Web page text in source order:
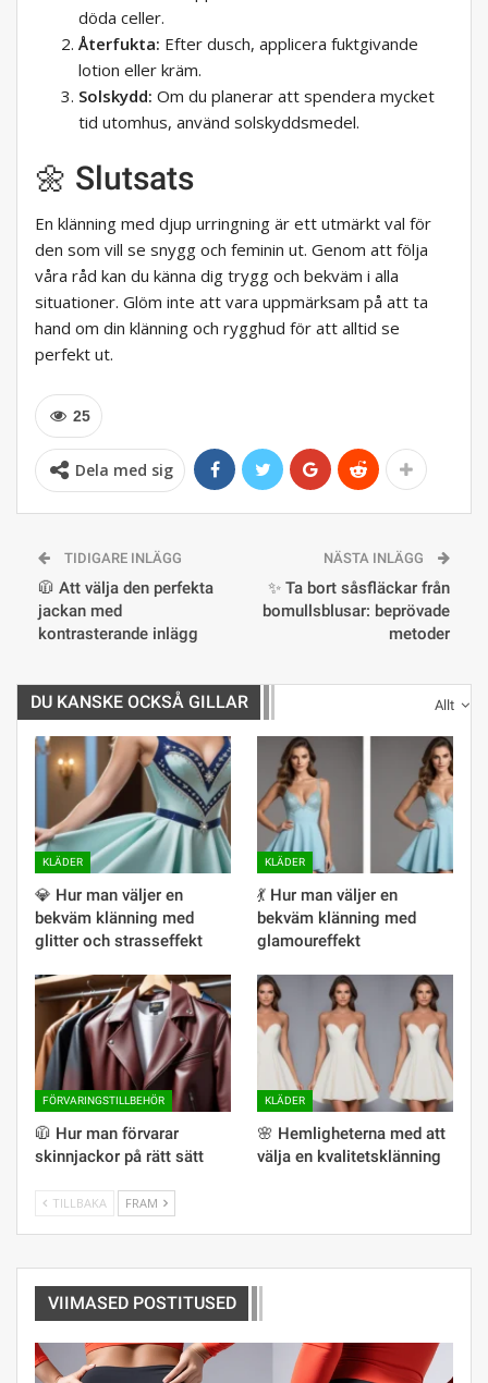
döda celler.
Återfukta: Efter dusch, applicera fuktgivande
lotion eller kräm.
Solskydd: Om du planerar att spendera mycket
tid utomhus, använd solskyddsmedel.
🌼 Slutsats
En klänning med djup urringning är ett utmärkt val för
den som vill se snygg och feminin ut. Genom att följa
våra råd kan du känna dig trygg och bekväm i alla
situationer. Glöm inte att vara uppmärksam på att ta
hand om din klänning och rygghud för att alltid se
perfekt ut.
25
Dela med sig
TIDIGARE INLÄGG
🧥 Att välja den perfekta
jackan med
kontrasterande inlägg
NÄSTA INLÄGG
✨ Ta bort såsfläckar från
bomullsblusar: beprövade
metoder
Allt
DU KANSKE OCKSÅ GILLAR
KLÄDER
💎 Hur man väljer en
bekväm klänning med
glitter och strasseffekt
KLÄDER
💃 Hur man väljer en
bekväm klänning med
glamoureffekt
FÖRVARINGSTILLBEHÖR
🧥 Hur man förvarar
skinnjackor på rätt sätt
KLÄDER
🌸 Hemligheterna med att
välja en kvalitetsklänning
TILLBAKA FRAM
VIIMASED POSTITUSED